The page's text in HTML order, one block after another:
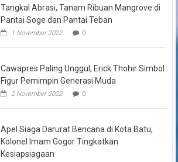
Tangkal Abrasi, Tanam Ribuan Mangrove di
Pantai Soge dan Pantai Teban
1 November 2022 0
Cawapres Paling Unggul, Erick Thohir Simbol
Figur Pemimpin Generasi Muda
2 November 2022 0
Apel Siaga Darurat Bencana di Kota Batu,
Kolonel Imam Gogor Tingkatkan
Kesiapsiagaan